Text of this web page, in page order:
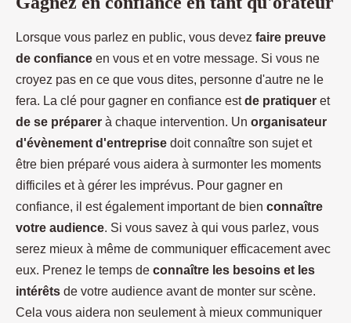
Lorsque vous parlez en public, vous devez faire preuve
de confiance en vous et en votre message. Si vous ne
croyez pas en ce que vous dites, personne d'autre ne le
fera. La clé pour gagner en confiance estde pratiquer et
de se préparer à chaque intervention. Un organisateur
d'évènement d'entreprise doit connaître son sujet et
être bien préparé vous aidera à surmonter les moments
difficiles et à gérer les imprévus. Pour gagner en
confiance, il est également important de bien connaître
votre audience. Si vous savez à qui vous parlez, vous
serez mieux à même de communiquer efficacement avec
eux. Prenez le temps de connaître les besoins et les
intérêts de votre audience avant de monter sur scène.
Cela vous aidera non seulement à mieux communiquer